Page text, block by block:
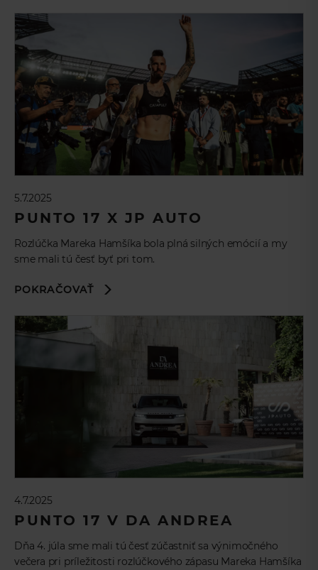
5.7.2025
PUNTO 17 X JP AUTO
Rozlúčka Mareka Hamšíka bola plná silných emócií a my
sme mali tú česť byť pri tom.
POKRAČOVAŤ
4.7.2025
PUNTO 17 V DA ANDREA
Dňa 4. júla sme mali tú česť zúčastniť sa výnimočného
večera pri príležitosti rozlúčkového zápasu Mareka Hamšíka